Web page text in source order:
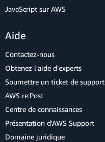
JavaScript sur AWS
Aide
Contactez-nous
Obtenez l'aide d'experts
Soumettre un ticket de support
AWS re:Post
Centre de connaissances
Présentation d'AWS Support
Domaine juridique